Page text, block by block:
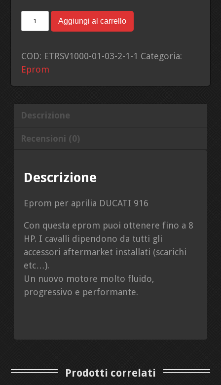
Eprom
Triton
916
quantità
Aggiungi al carrello
COD: ETRSV1000-01-03-2-1-1 Categoria:
Eprom
Descrizione
Recensioni (0)
Descrizione
Eprom per aprilia DUCATI 916
Con questa eprom puoi ottenere fino a 8
HP. I cavalli dipendono da tutti gli
accessori aftermarket installati (scarichi
etc…).
Un nuovo motore molto fluido,
progressivo e performante.
Prodotti correlati